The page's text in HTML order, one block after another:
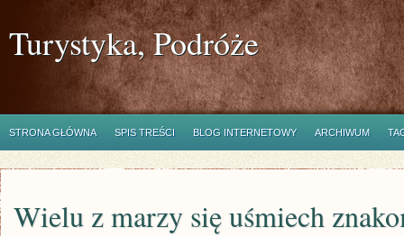
Turystyka, Podróże
STRONA GŁÓWNA SPIS TREŚCI BLOG INTERNETOWY ARCHIWUM
Wielu z marzy się uśmiech